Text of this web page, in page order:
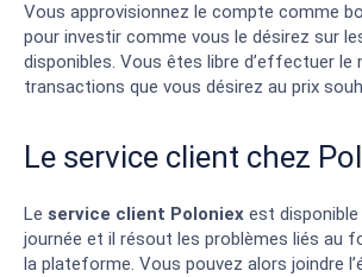
Vous approvisionnez le compte comme
pour investir comme vous le désirez sur
disponibles. Vous êtes libre d’effectuer le
transactions que vous désirez au prix
Le service client chez
Le service client Poloniex est disponible
journée et il résout les problèmes liés au
la plateforme. Vous pouvez alors joindre